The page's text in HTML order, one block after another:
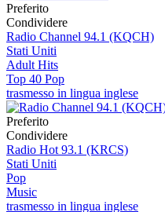
Preferito
Condividere
Radio Channel 94.1 (KQCH)
Stati Uniti
Adult Hits
Top 40 Pop
trasmesso in lingua inglese
Preferito
Condividere
Radio Hot 93.1 (KRCS)
Stati Uniti
Pop
Music
trasmesso in lingua inglese